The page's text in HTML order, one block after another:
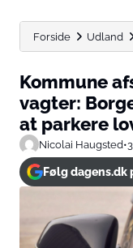
Forside Udland
Kommune
vagter:
at parkere
Nicolai Haugsted•
Følg dagens.dk